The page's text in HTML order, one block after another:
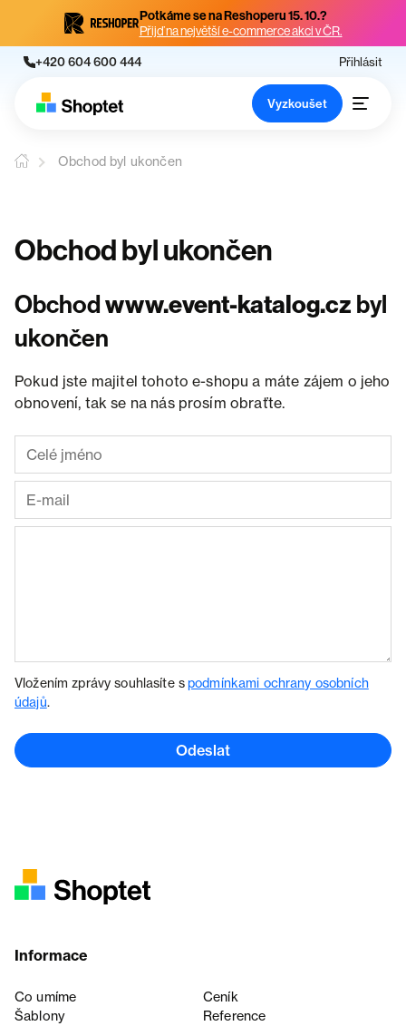
Potkáme se na Reshoperu 15. 10.?
Přijď na největší e-commerce akci v ČR.
+420 604 600 444 Přihlásit
Vyzkoušet
Obchod byl ukončen
Obchod byl ukončen
Obchodwww.event-katalog.cz byl
ukončen
Pokud jste majitel tohoto e-shopu a máte zájem o jeho
obnovení, tak se na nás prosím obraťte.
Vložením zprávy souhlasíte spodmínkami ochrany osobních
údajů.
Odeslat
Informace
Co umíme
Ceník
Šablony
Reference